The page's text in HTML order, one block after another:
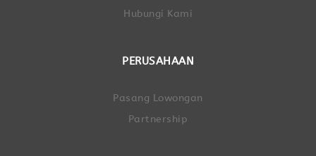
Hubungi Kami
PERUSAHAAN
Pasang Lowongan
Partnership